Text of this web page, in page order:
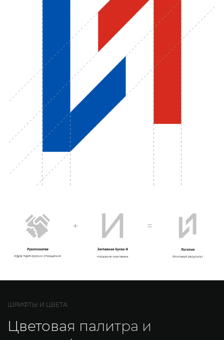
ШРИФТЫ И ЦВЕТА
Цветовая палитра и